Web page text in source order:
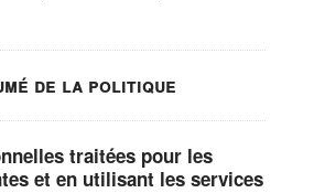
de la politique
traitées pour les
et en utilisant les services